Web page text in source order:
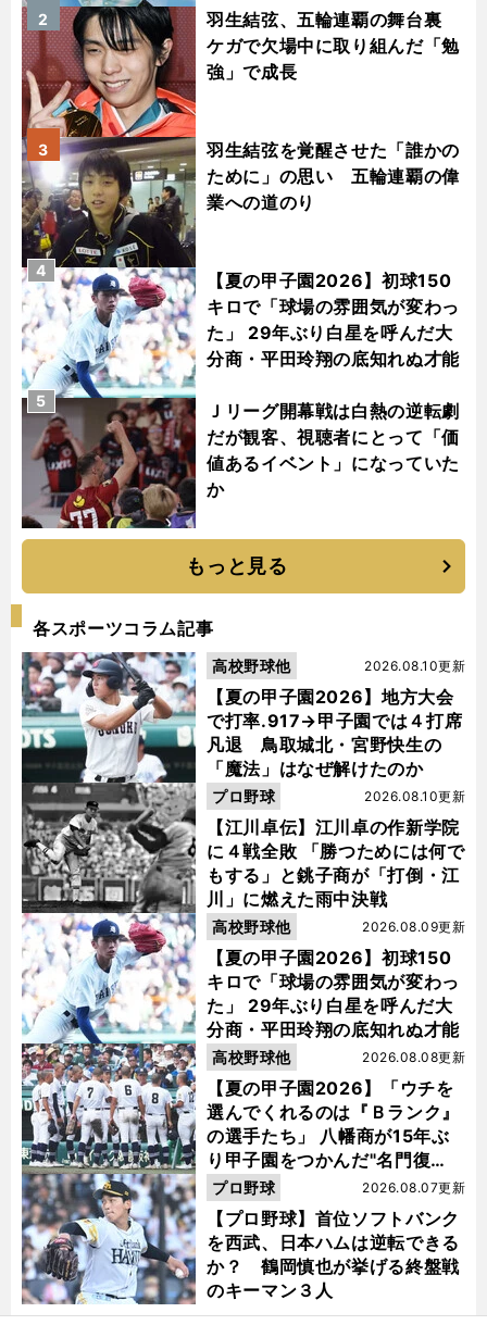
羽生結弦、五輪連覇の舞台裏
ケガで欠場中に取り組んだ「勉
強」で成長
2
羽生結弦を覚醒させた「誰かの
ために」の思い 五輪連覇の偉
業への道のり
3
【夏の甲子園2026】初球150
キロで「球場の雰囲気が変わっ
た」 29年ぶり白星を呼んだ大
分商・平田玲翔の底知れぬ才能
4
Ｊリーグ開幕戦は白熱の逆転劇
だが観客、視聴者にとって「価
値あるイベント」になっていた
か
5
もっと見る
各スポーツコラム記事
【夏の甲子園2026】地方大会
で打率.917→甲子園では４打席
凡退 鳥取城北・宮野快生の
「魔法」はなぜ解けたのか
2026.08.10更新
高校野球他
【江川卓伝】江川卓の作新学院
に４戦全敗 「勝つためには何で
もする」と銚子商が「打倒・江
川」に燃えた雨中決戦
2026.08.10更新
プロ野球
【夏の甲子園2026】初球150
キロで「球場の雰囲気が変わっ
た」 29年ぶり白星を呼んだ大
分商・平田玲翔の底知れぬ才能
2026.08.09更新
高校野球他
【夏の甲子園2026】「ウチを
選んでくれるのは『Ｂランク』
の選手たち」 八幡商が15年ぶ
り甲子園をつかんだ"名門復
活"の舞台裏
2026.08.08更新
高校野球他
【プロ野球】首位ソフトバンク
を西武、日本ハムは逆転できる
か？ 鶴岡慎也が挙げる終盤戦
のキーマン３人
2026.08.07更新
プロ野球